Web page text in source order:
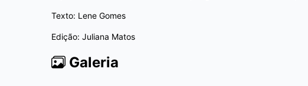
Texto: Lene Gomes
Edição: Juliana Matos
Galeria